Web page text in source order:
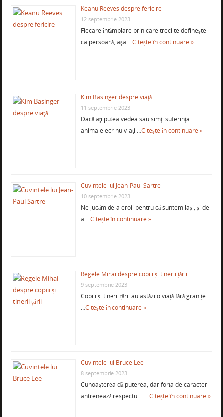
Keanu Reeves despre fericire
12 septembrie 2023
Fiecare întâmplare prin care treci te defineşte
ca persoană, aşa …Citește în continuare »
Kim Basinger despre viaţă
11 septembrie 2023
Dacă aţi putea vedea sau simţi suferinţa
animaleleor nu v-aţi …Citește în continuare »
Cuvintele lui Jean-Paul Sartre
10 septembrie 2023
Ne jucăm de-a eroii pentru că suntem lași; și de-
a …Citește în continuare »
Regele Mihai despre copiii și tinerii țării
9 septembrie 2023
Copiii și tinerii țării au astăzi o viață fără granițe.
…Citește în continuare »
Cuvintele lui Bruce Lee
8 septembrie 2023
Cunoaşterea dă puterea, dar forţa de caracter
antrenează respectul. …Citește în continuare »